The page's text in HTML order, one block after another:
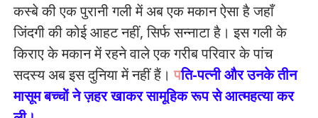
कस्बे की एक पुरानी गली में अब एक मकान ऐसा है जहाँ
जिंदगी की कोई आहट नहीं, सिर्फ सन्नाटा है। इस गली के
किराए के मकान में रहने वाले एक गरीब परिवार के पांच
सदस्य अब इस दुनिया में नहीं हैं। पति-पत्नी और उनके तीन
मासूम बच्चों ने ज़हर खाकर सामूहिक रूप से आत्महत्या कर